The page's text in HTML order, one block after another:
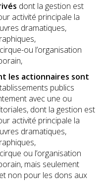
dont la gestion est
activité principale la
dramatiques,
ou l’organisation
les actionnaires sont
publics
avec une ou
dont la gestion est
activité principale la
dramatiques,
ou l’organisation
mais seulement
non pour les dons aux